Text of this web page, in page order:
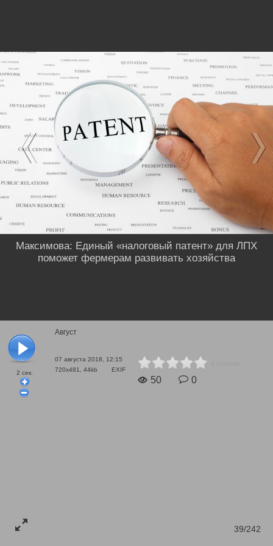
2 сек.
Август
07 августа 2018, 12:15
720x481, 44kb
EXIF
50 0
39/242
Максимова: Единый «налоговый патент» для ЛПХ
поможет фермерам развивать хозяйства